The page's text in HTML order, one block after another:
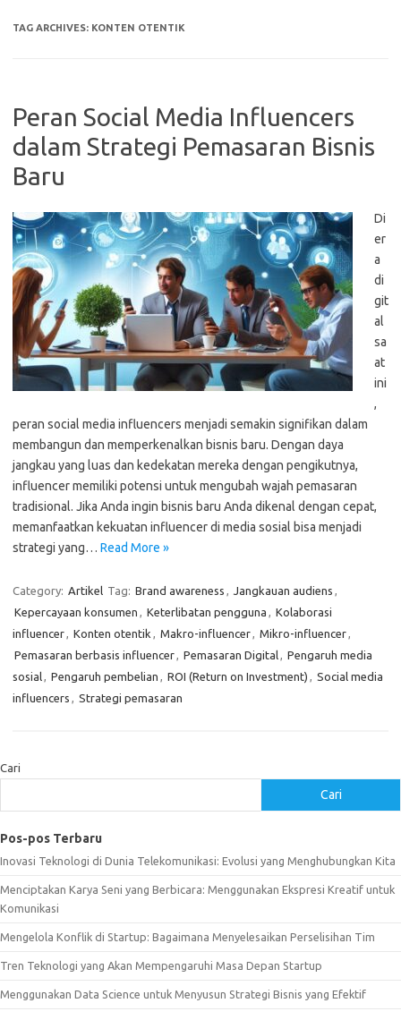
TAG ARCHIVES: KONTEN OTENTIK
Peran Social Media Influencers
dalam Strategi Pemasaran Bisnis
Baru
Di
er
a
di
git
al
sa
at
ini
,
peran social media influencers menjadi semakin signifikan dalam
membangun dan memperkenalkan bisnis baru. Dengan daya
jangkau yang luas dan kedekatan mereka dengan pengikutnya,
influencer memiliki potensi untuk mengubah wajah pemasaran
tradisional. Jika Anda ingin bisnis baru Anda dikenal dengan cepat,
memanfaatkan kekuatan influencer di media sosial bisa menjadi
strategi yang… Read More »
Category: Artikel Tag: Brand awareness , Jangkauan audiens ,
Kepercayaan konsumen , Keterlibatan pengguna , Kolaborasi
influencer, Konten otentik , Makro-influencer, Mikro-influencer,
Pemasaran berbasis influencer, Pemasaran Digital, Pengaruh media
sosial, Pengaruh pembelian , ROI (Return on Investment) , Social media
influencers , Strategi pemasaran
Cari
Cari
Pos-pos Terbaru
Inovasi Teknologi di Dunia Telekomunikasi: Evolusi yang Menghubungkan Kita
Menciptakan Karya Seni yang Berbicara: Menggunakan Ekspresi Kreatif untuk
Komunikasi
Mengelola Konflik di Startup: Bagaimana Menyelesaikan Perselisihan Tim
Tren Teknologi yang Akan Mempengaruhi Masa Depan Startup
Menggunakan Data Science untuk Menyusun Strategi Bisnis yang Efektif